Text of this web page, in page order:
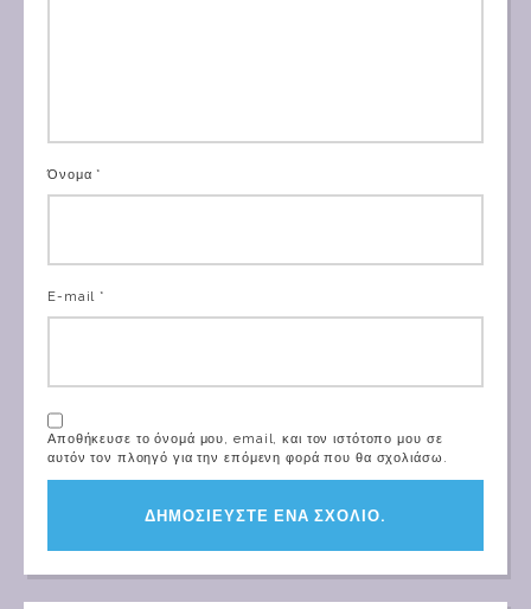
Όνομα *
E-mail *
Αποθήκευσε το όνομά μου, email, και τον ιστότοπο μου σε
αυτόν τον πλοηγό για την επόμενη φορά που θα σχολιάσω.